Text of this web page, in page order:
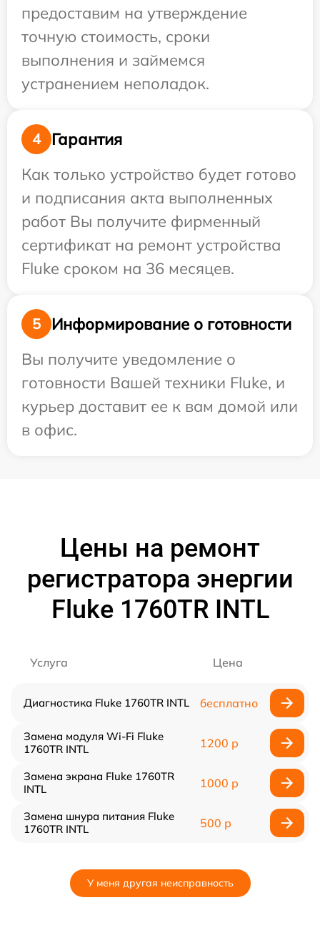
предоставим на утверждение
точную стоимость, сроки
выполнения и займемся
устранением неполадок.
4
Гарантия
Как только устройство будет готово
и подписания акта выполненных
работ Вы получите фирменный
сертификат на ремонт устройства
Fluke сроком на 36 месяцев.
5
Информирование о готовности
Вы получите уведомление о
готовности Вашей техники Fluke, и
курьер доставит ее к вам домой или
в офис.
Цены на ремонт
регистратора энергии
Fluke 1760TR INTL
Услуга Цена
Диагностика Fluke 1760TR INTL бесплатно
Замена модуля Wi-Fi Fluke
1760TR INTL
1200 р
Замена экрана Fluke 1760TR
INTL
1000 р
Замена шнура питания Fluke
1760TR INTL
500 р
У меня другая неисправность